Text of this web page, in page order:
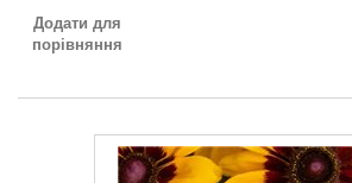
Додати для
порівняння